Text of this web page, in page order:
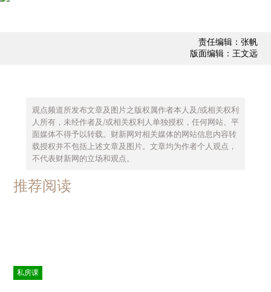
责任编辑：张帆
版面编辑：王文远
观点频道所发布文章及图片之版权属作者本人及/或相关权利
人所有，未经作者及/或相关权利人单独授权，任何网站、平
面媒体不得予以转载。财新网对相关媒体的网站信息内容转
载授权并不包括上述文章及图片。文章均为作者个人观点，
不代表财新网的立场和观点。
推荐阅读
私房课